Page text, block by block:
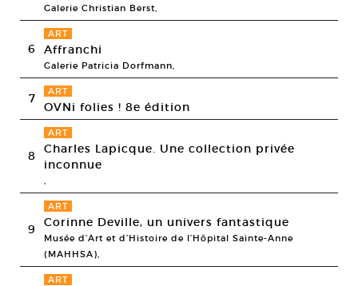
Galerie Christian Berst,
6
ART
Affranchi
Galerie Patricia Dorfmann,
7 ART
OVNi folies ! 8e édition
8
ART
Charles Lapicque. Une collection privée
inconnue
,
9
ART
Corinne Deville, un univers fantastique
Musée d’Art et d’Histoire de l’Hôpital Sainte-Anne
(MAHHSA),
ART